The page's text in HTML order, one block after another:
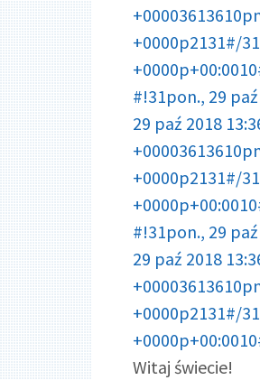
+0000p2131#/
#!31pon., 29
29 paź 2018
+0000p2131#/
#!31pon., 29
29 paź 2018
+0000p2131#/
Witaj świecie!